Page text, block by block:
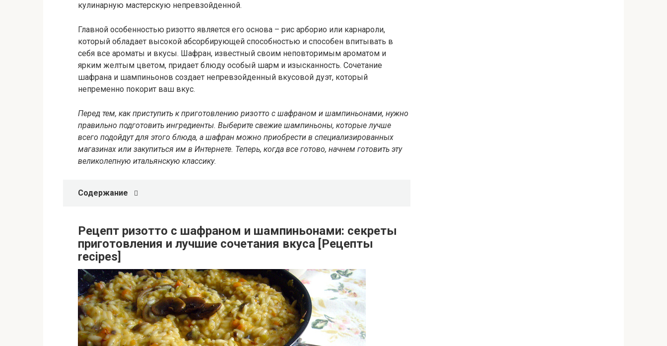
кулинарную мастерскую непревзойденной.
Главной особенностью ризотто является его основа – рис арборио или карнароли,
который обладает высокой абсорбирующей способностью и способен впитывать в
себя все ароматы и вкусы. Шафран, известный своим неповторимым ароматом и
ярким желтым цветом, придает блюду особый шарм и изысканность. Сочетание
шафрана и шампиньонов создает непревзойденный вкусовой дуэт, который
непременно покорит ваш вкус.
Перед тем, как приступить к приготовлению ризотто с шафраном и шампиньонами, нужно
правильно подготовить ингредиенты. Выберите свежие шампиньоны, которые лучше
всего подойдут для этого блюда, а шафран можно приобрести в специализированных
магазинах или закупиться им в Интернете. Теперь, когда все готово, начнем готовить эту
великолепную итальянскую классику.
Содержание
Рецепт ризотто с шафраном и шампиньонами: секреты
приготовления и лучшие сочетания вкуса [Рецепты
recipes]